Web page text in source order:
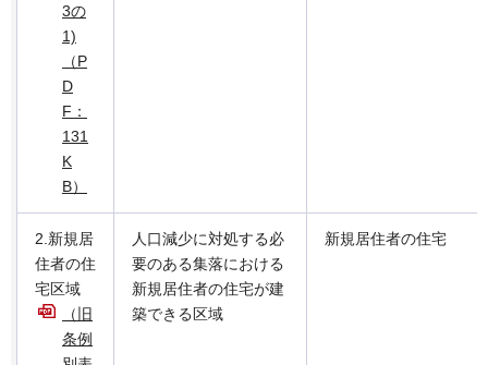
3の
1)
（P
D
F：
131
K
B）
2.新規居
住者の住
宅区域
（旧
条例
人口減少に対処する必
要のある集落における
新規居住者の住宅が建
築できる区域
新規居住者の住宅